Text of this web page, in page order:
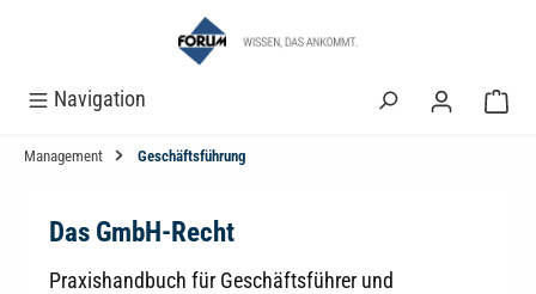
Navigation
Management Geschäftsführung
Das GmbH-Recht
Praxishandbuch für Geschäftsführer und